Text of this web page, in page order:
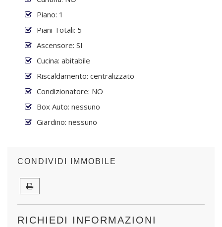
Piano: 1
Piani Totali: 5
Ascensore: SI
Cucina: abitabile
Riscaldamento: centralizzato
Condizionatore: NO
Box Auto: nessuno
Giardino: nessuno
CONDIVIDI IMMOBILE
RICHIEDI INFORMAZIONI